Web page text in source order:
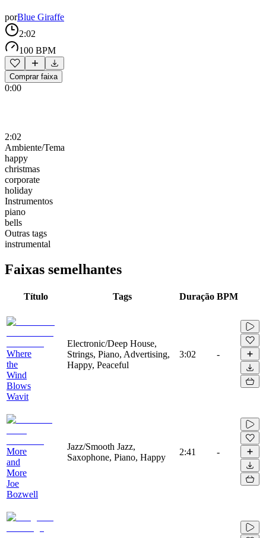
porBlue Giraffe
2:02
100 BPM
Comprar faixa
0:00
2:02
Ambiente/Tema
happy
christmas
corporate
holiday
Instrumentos
piano
bells
Outras tags
instrumental
Faixas semelhantes
Título Tags Duração BPM
Where
the
Wind
Blows
Wavit
Electronic/Deep House,
Strings, Piano, Advertising,
Happy, Peaceful
3:02 -
More
and
More
Joe
Bozwell
Jazz/Smooth Jazz,
Saxophone, Piano, Happy
2:41 -